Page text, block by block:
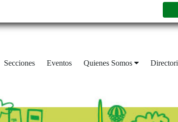
Secciones Eventos Quienes Somos